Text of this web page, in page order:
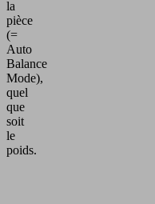
la
pièce
(=
Auto
Balance
Mode),
quel
que
soit
le
poids.